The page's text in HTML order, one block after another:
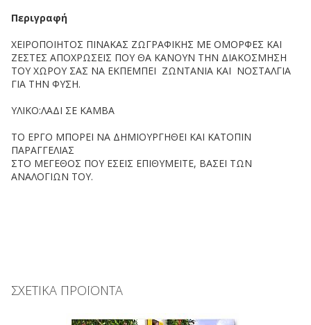
Περιγραφή
ΧΕΙΡΟΠΟΙΗΤΟΣ ΠΙΝΑΚΑΣ ΖΩΓΡΑΦΙΚΗΣ ΜΕ ΟΜΟΡΦΕΣ ΚΑΙ
ΖΕΣΤΕΣ ΑΠΟΧΡΩΣΕΙΣ ΠΟΥ ΘΑ ΚΑΝΟΥΝ ΤΗΝ ΔΙΑΚΟΣΜΗΣΗ
ΤΟΥ ΧΩΡΟΥ ΣΑΣ ΝΑ ΕΚΠΕΜΠΕΙ ΖΩΝΤΑΝΙΑ ΚΑΙ ΝΟΣΤΑΛΓΙΑ
ΓΙΑ ΤΗΝ ΦΥΣΗ.
ΥΛΙΚΟ:ΛΑΔΙ ΣΕ ΚΑΜΒΑ
ΤΟ ΕΡΓΟ ΜΠΟΡΕΙ ΝΑ ΔΗΜΙΟΥΡΓΗΘΕΙ ΚΑΙ ΚΑΤΟΠΙΝ
ΠΑΡΑΓΓΕΛΙΑΣ
ΣΤΟ ΜΕΓΕΘΟΣ ΠΟΥ ΕΣΕΙΣ ΕΠΙΘΥΜΕΙΤΕ, ΒΑΣΕΙ ΤΩΝ
ΑΝΑΛΟΓΙΩΝ ΤΟΥ.
ΣΧΕΤΙΚΑ ΠΡΟΪΟΝΤΑ